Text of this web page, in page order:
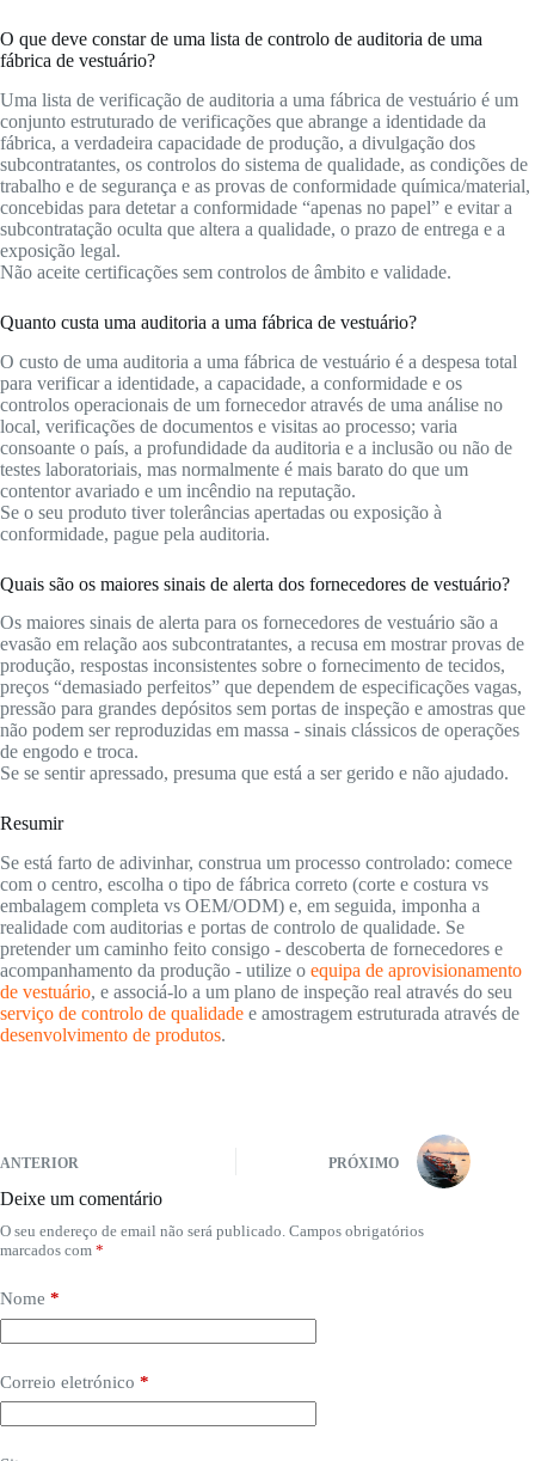
O que deve constar de uma lista de controlo de auditoria de uma
fábrica de vestuário?
Uma lista de verificação de auditoria a uma fábrica de vestuário é um
conjunto estruturado de verificações que abrange a identidade da
fábrica, a verdadeira capacidade de produção, a divulgação dos
subcontratantes, os controlos do sistema de qualidade, as condições de
trabalho e de segurança e as provas de conformidade química/material,
concebidas para detetar a conformidade “apenas no papel” e evitar a
subcontratação oculta que altera a qualidade, o prazo de entrega e a
exposição legal.
Não aceite certificações sem controlos de âmbito e validade.
Quanto custa uma auditoria a uma fábrica de vestuário?
O custo de uma auditoria a uma fábrica de vestuário é a despesa total
para verificar a identidade, a capacidade, a conformidade e os
controlos operacionais de um fornecedor através de uma análise no
local, verificações de documentos e visitas ao processo; varia
consoante o país, a profundidade da auditoria e a inclusão ou não de
testes laboratoriais, mas normalmente é mais barato do que um
contentor avariado e um incêndio na reputação.
Se o seu produto tiver tolerâncias apertadas ou exposição à
conformidade, pague pela auditoria.
Quais são os maiores sinais de alerta dos fornecedores de vestuário?
Os maiores sinais de alerta para os fornecedores de vestuário são a
evasão em relação aos subcontratantes, a recusa em mostrar provas de
produção, respostas inconsistentes sobre o fornecimento de tecidos,
preços “demasiado perfeitos” que dependem de especificações vagas,
pressão para grandes depósitos sem portas de inspeção e amostras que
não podem ser reproduzidas em massa - sinais clássicos de operações
de engodo e troca.
Se se sentir apressado, presuma que está a ser gerido e não ajudado.
Resumir
Se está farto de adivinhar, construa um processo controlado: comece
com o centro, escolha o tipo de fábrica correto (corte e costura vs
embalagem completa vs OEM/ODM) e, em seguida, imponha a
realidade com auditorias e portas de controlo de qualidade. Se
pretender um caminho feito consigo - descoberta de fornecedores e
acompanhamento da produção - utilize o equipa de aprovisionamento
de vestuário, e associá-lo a um plano de inspeção real através do seu
serviço de controlo de qualidade e amostragem estruturada através de
desenvolvimento de produtos.
ANTERIOR PRÓXIMO
Deixe um comentário
O seu endereço de email não será publicado. Campos obrigatórios
marcados com *
Nome *
Correio eletrónico *